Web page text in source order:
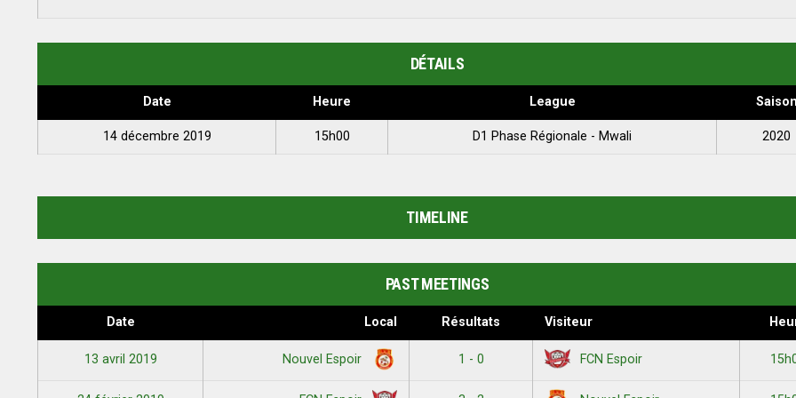
DÉTAILS
Date Heure League Saison
14 décembre 2019 15h00 D1 Phase Régionale - Mwali 2020
TIMELINE
PAST MEETINGS
Date Local Résultats Visiteur
13 avril 2019 Nouvel Espoir 1 - 0 FCN Espoir